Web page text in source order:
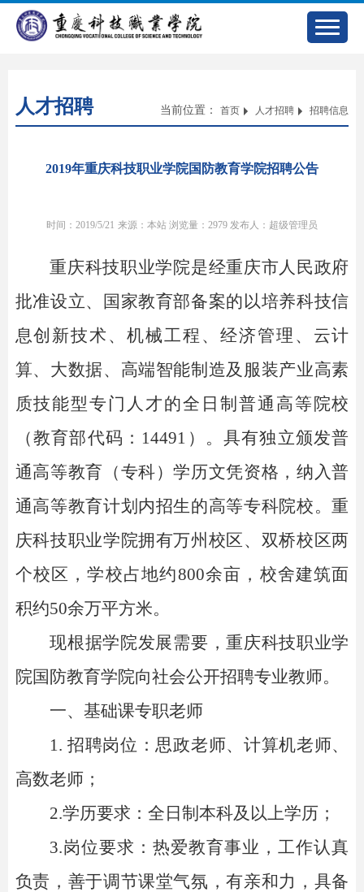
人才招聘 当前位置：首页 人才招聘 招聘信息
2019年重庆科技职业学院国防教育学院招聘公告
时间：2019/5/21 来源：本站 浏览量： 2979 发布人：超级管理员
重庆科技职业学院是经重庆市人民政府
批准设立、国家教育部备案的以培养科技信
息创新技术、机械工程、经济管理、云计
算、大数据、高端智能制造及服装产业高素
质技能型专门人才的全日制普通高等院校
（教育部代码：14491）。具有独立颁发普
通高等教育（专科）学历文凭资格，纳入普
通高等教育计划内招生的高等专科院校。重
庆科技职业学院拥有万州校区、双桥校区两
个校区，学校占地约800余亩，校舍建筑面
积约50余万平方米。
现根据学院发展需要，重庆科技职业学
院国防教育学院向社会公开招聘专业教师。
一、基础课专职老师
1. 招聘岗位：思政老师、计算机老师、
高数老师；
2.学历要求：全日制本科及以上学历；
3.岗位要求：热爱教育事业，工作认真
负责，善于调节课堂气氛，有亲和力，具备